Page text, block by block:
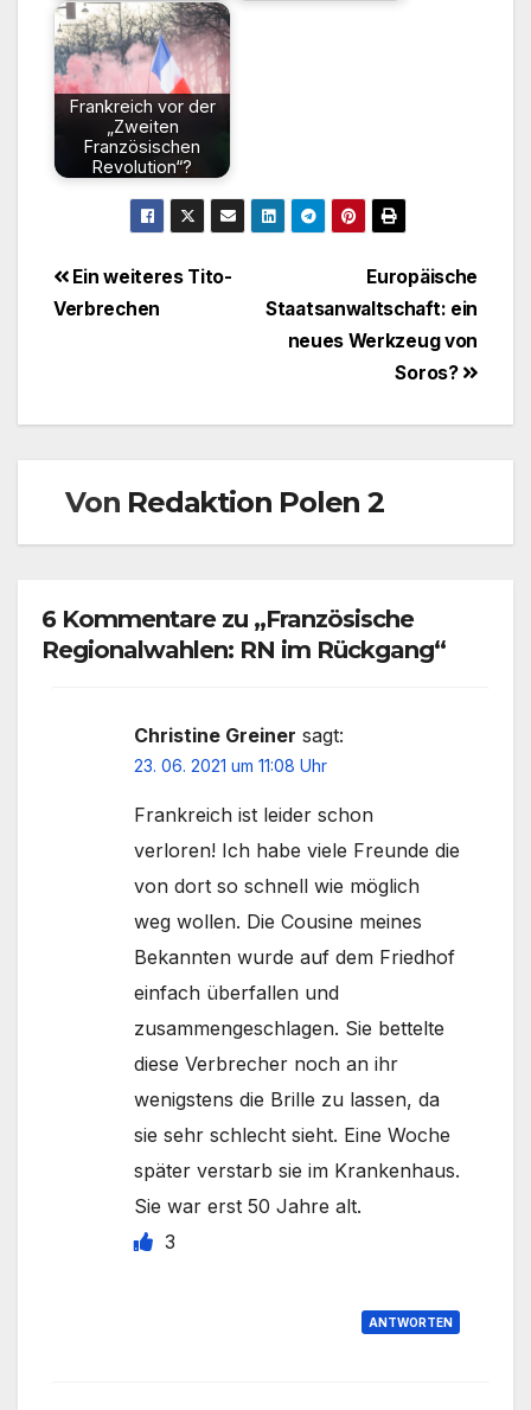
Frankreich vor der
„Zweiten
Französischen
Revolution“?
BeitragsnavigationEuropäische
Staatsanwaltschaft: ein
neues Werkzeug von
Soros?
Ein weiteres Tito-
Verbrechen
Von Redaktion Polen 2
6 Kommentare zu „Französische
Regionalwahlen: RN im Rückgang“
Christine Greiner sagt:
23. 06. 2021 um 11:08 Uhr
Frankreich ist leider schon
verloren! Ich habe viele Freunde die
von dort so schnell wie möglich
weg wollen. Die Cousine meines
Bekannten wurde auf dem Friedhof
einfach überfallen und
zusammengeschlagen. Sie bettelte
diese Verbrecher noch an ihr
wenigstens die Brille zu lassen, da
sie sehr schlecht sieht. Eine Woche
später verstarb sie im Krankenhaus.
Sie war erst 50 Jahre alt.
3
ANTWORTEN